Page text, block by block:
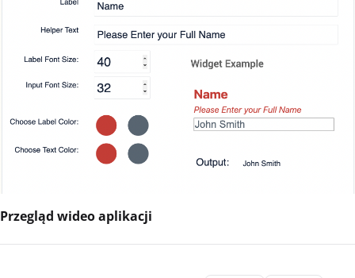
Przegląd wideo aplikacji